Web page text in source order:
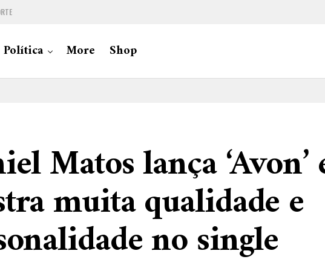
Política More Shop
Matos lança ‘Avon’
muita qualidade e
no single